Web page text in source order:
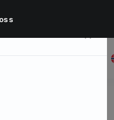
×